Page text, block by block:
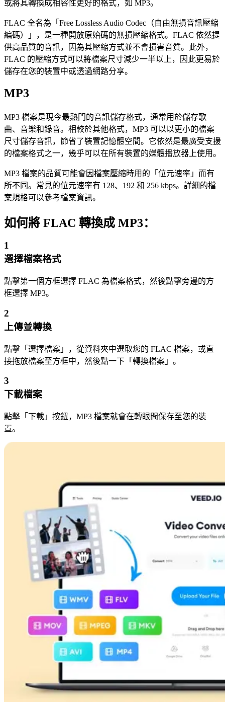
或將其轉換成相容性更好的格式，如 MP3。
FLAC 全名為「Free Lossless Audio Codec（自由無損音訊壓縮
編碼）」，是一種開放原始碼的無損壓縮格式。FLAC 依然提
供高品質的音訊，因為其壓縮方式並不會損害音質。此外，
FLAC 的壓縮方式可以將檔案尺寸減少一半以上，因此更易於
儲存在您的裝置中或透過網路分享。
MP3
MP3 檔案是現今最熱門的音訊儲存格式，通常用於儲存歌
曲、音樂和錄音。相較於其他格式，MP3 可以以更小的檔案
尺寸儲存音訊，節省了裝置記憶體空間。它依然是最廣受支援
的檔案格式之一，幾乎可以在所有裝置的媒體播放器上使用。
MP3 檔案的品質可能會因檔案壓縮時用的「位元速率」而有
所不同。常見的位元速率有 128、192 和 256 kbps。詳細的檔
案規格可以參考檔案資訊。
如何將 FLAC 轉換成 MP3：
1
選擇檔案格式
點擊第一個方框選擇 FLAC 為檔案格式，然後點擊旁邊的方
框選擇 MP3。
2
上傳並轉換
點擊「選擇檔案」，從資料夾中選取您的 FLAC 檔案，或直
接拖放檔案至方框中，然後點一下「轉換檔案」。
3
下載檔案
點擊「下載」按鈕，MP3 檔案就會在轉眼間保存至您的裝
置。